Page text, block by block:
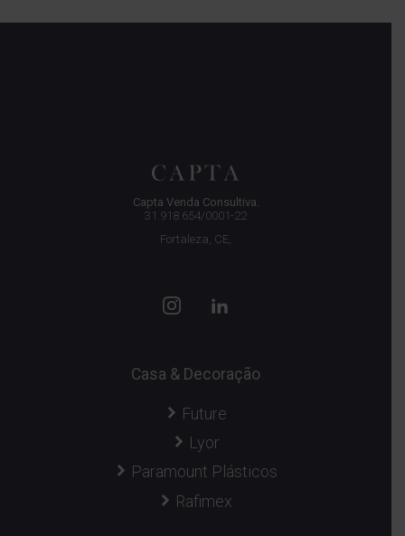
Capta Venda Consultiva.
31.918.654/0001-22
Fortaleza, CE,
Casa & Decoração
Future
Lyor
Paramount Plásticos
Rafimex